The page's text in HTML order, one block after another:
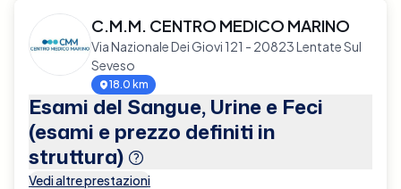
C.M.M. CENTRO MEDICO MARINO
Via Nazionale Dei Giovi 121 - 20823 Lentate Sul
Seveso
18.0 km
Esami del Sangue, Urine e Feci
(esami e prezzo definiti in
struttura)
Vedi altre prestazioni